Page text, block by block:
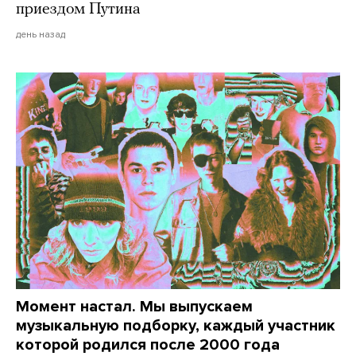
приездом Путина
день назад
Момент настал. Мы выпускаем
музыкальную подборку, каждый участник
которой родился после 2000 года